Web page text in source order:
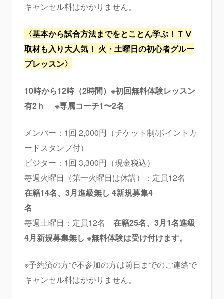
キャンセル料はかかりません。
〈基本から試合方法までをとことん学ぶ！ ＴⅤ
取材も入り大人気！ 火・土曜日の初心者グルー
プレッスン〉
10時から12時（2時間）※初回無料体験レッスン
有2ｈ
※専属コーチ1〜2名
メンバー：1回 2,000円（チケット制/ポイントカ
ードスタンプ付）
ビジター：1回 3,300円（現金税込）
毎週火曜日（第一火曜日は休講）：定員12名
在籍14名、3月進級無し 4新規募集4
名
毎週土曜日：定員12名 在籍25名、3月1名進級
4月新規募集無し ※無料体験は受け付けます。
※予約済の方で不参加の方は前日までのご連絡で
キャンセル料はかかりません。